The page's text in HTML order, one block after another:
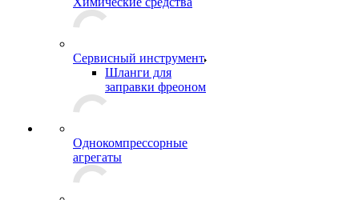
Сервисный инструмент
Шланги для
заправки фреоном
Однокомпрессорные
агрегаты